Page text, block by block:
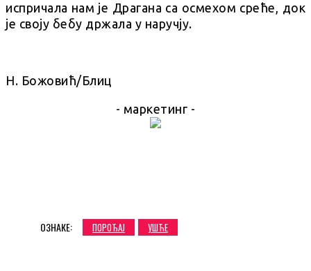
испричала нам је Драгана са осмехом среће, док
је своју бебу држала у наручју.
Н. Божовић/Блиц
- маркетинг -
ОЗНАКЕ: ПОРОЂАЈ УШЋЕ